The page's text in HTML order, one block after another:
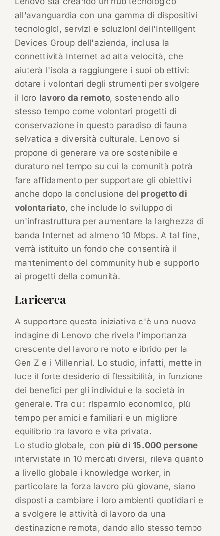
all'avanguardia con una gamma di dispositivi
tecnologici, servizi e soluzioni dell'Intelligent
Devices Group dell'azienda, inclusa la
connettività Internet ad alta velocità, che
aiuterà l'isola a raggiungere i suoi obiettivi:
dotare i volontari degli strumenti per svolgere
il loro lavoro da remoto, sostenendo allo
stesso tempo come volontari progetti di
conservazione in questo paradiso di fauna
selvatica e diversità culturale. Lenovo si
propone di generare valore sostenibile e
duraturo nel tempo su cui la comunità potrà
fare affidamento per supportare gli obiettivi
anche dopo la conclusione del progetto di
volontariato, che include lo sviluppo di
un'infrastruttura per aumentare la larghezza di
banda Internet ad almeno 10 Mbps. A tal fine,
verrà istituito un fondo che consentirà il
mantenimento del community hub e supporto
ai progetti della comunità.
La ricerca
A supportare questa iniziativa c'è una nuova
indagine di Lenovo che rivela l'importanza
crescente del lavoro remoto e ibrido per la
Gen Z e i Millennial. Lo studio, infatti, mette in
luce il forte desiderio di flessibilità, in funzione
dei benefici per gli individui e la società in
generale. Tra cui: risparmio economico, più
tempo per amici e familiari e un migliore
equilibrio tra lavoro e vita privata.
Lo studio globale, con più di 15.000 persone
intervistate in 10 mercati diversi, rileva quanto
a livello globale i knowledge worker, in
particolare la forza lavoro più giovane, siano
disposti a cambiare i loro ambienti quotidiani e
a svolgere le attività di lavoro da una
destinazione remota, dando allo stesso tempo